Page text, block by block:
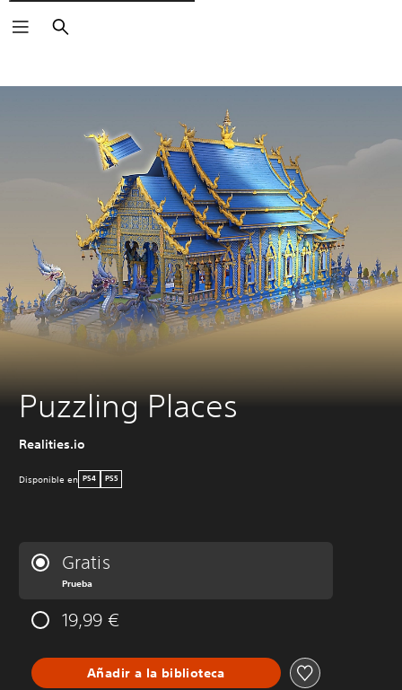
Buscar
Puzzling Places
Realities.io
Disponible en PS4 PS5
Gratis
Prueba
19,99 €
Añadir a la biblioteca